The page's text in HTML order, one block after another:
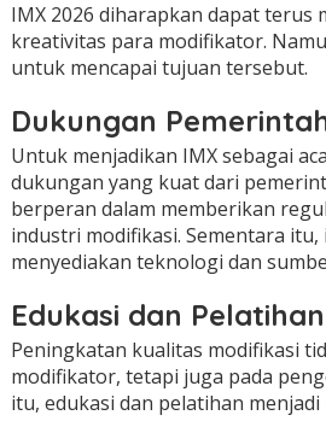
IMX 2026 diharapkan dapat
kreativitas para modifikator.
untuk mencapai tujuan tersebut.
Dukungan
Untuk menjadikan IMX sebagai
dukungan yang kuat dari
berperan dalam memberikan
industri modifikasi. Sementara
menyediakan teknologi dan
Edukasi dan Pelatihan
Peningkatan kualitas modifikasi
modifikator, tetapi juga pada
itu, edukasi dan pelatihan